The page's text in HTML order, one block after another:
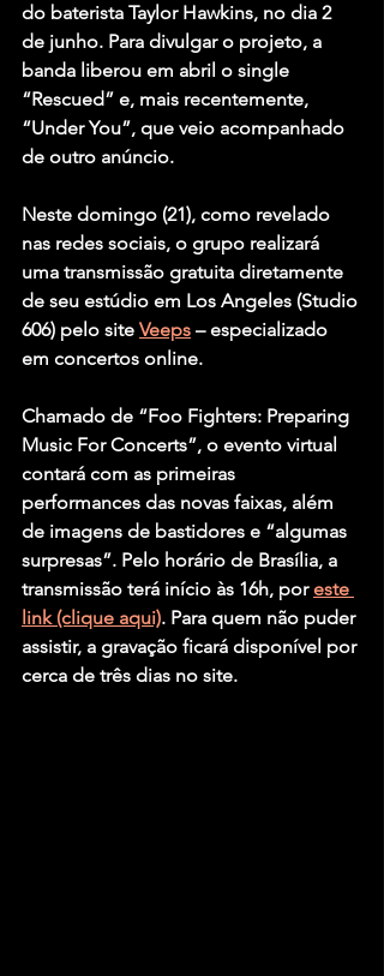
do baterista Taylor Hawkins, no dia 2
de junho. Para divulgar o projeto, a
banda liberou em abril o single
“Rescued” e, mais recentemente,
“Under You”, que veio acompanhado
de outro anúncio.
Neste domingo (21), como revelado
nas redes sociais, o grupo realizará
uma transmissão gratuita diretamente
de seu estúdio em Los Angeles (Studio
606) pelo site Veeps – especializado
em concertos online.
Chamado de “Foo Fighters: Preparing
Music For Concerts”, o evento virtual
contará com as primeiras
performances das novas faixas, além
de imagens de bastidores e “algumas
surpresas”. Pelo horário de Brasília, a
transmissão terá início às 16h, por este
link (clique aqui). Para quem não puder
assistir, a gravação ficará disponível por
cerca de três dias no site.